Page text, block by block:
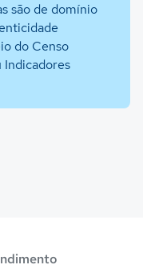
são de domínio
do Censo
Indicadores